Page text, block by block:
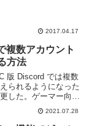
2017.04.17
複数アカウント
方法
版 Discord では複数
られるようになった
した。ゲーマー向け
リとして人気の高い
アントには複数アカ
2021.07.28